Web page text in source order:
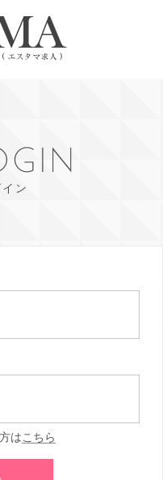
ン
はこちら